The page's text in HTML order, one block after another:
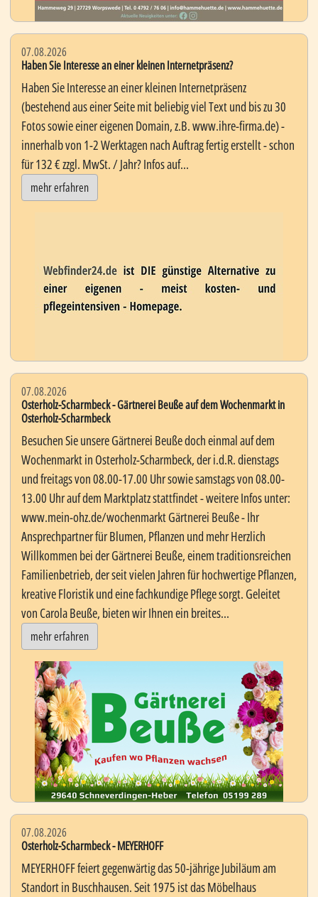
07.08.2026
Haben Sie Interesse an einer kleinen Internetpräsenz?
Haben Sie Interesse an einer kleinen Internetpräsenz
(bestehend aus einer Seite mit beliebig viel Text und bis zu 30
Fotos sowie einer eigenen Domain, z.B. www.ihre-firma.de) -
innerhalb von 1-2 Werktagen nach Auftrag fertig erstellt - schon
für 132 € zzgl. MwSt. / Jahr? Infos auf...
mehr erfahren
07.08.2026
Osterholz-Scharmbeck - Gärtnerei Beuße auf dem Wochenmarkt in
Osterholz-Scharmbeck
Besuchen Sie unsere Gärtnerei Beuße doch einmal auf dem
Wochenmarkt in Osterholz-Scharmbeck, der i.d.R. dienstags
und freitags von 08.00-17.00 Uhr sowie samstags von 08.00-
13.00 Uhr auf dem Marktplatz stattfindet - weitere Infos unter:
www.mein-ohz.de/wochenmarkt Gärtnerei Beuße - Ihr
Ansprechpartner für Blumen, Pflanzen und mehr Herzlich
Willkommen bei der Gärtnerei Beuße, einem traditionsreichen
Familienbetrieb, der seit vielen Jahren für hochwertige Pflanzen,
kreative Floristik und eine fachkundige Pflege sorgt. Geleitet
von Carola Beuße, bieten wir Ihnen ein breites...
mehr erfahren
07.08.2026
Osterholz-Scharmbeck - MEYERHOFF
MEYERHOFF feiert gegenwärtig das 50-jährige Jubiläum am
Standort in Buschhausen. Seit 1975 ist das Möbelhaus